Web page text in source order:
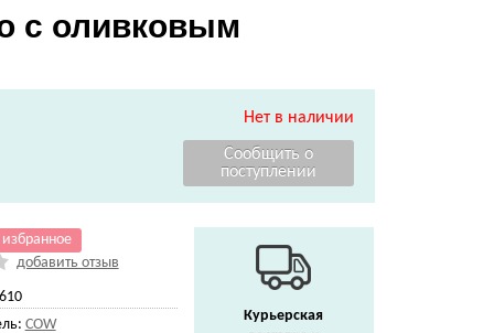
с оливковым
Нет в наличии
добавить отзыв
COW
Курьерская